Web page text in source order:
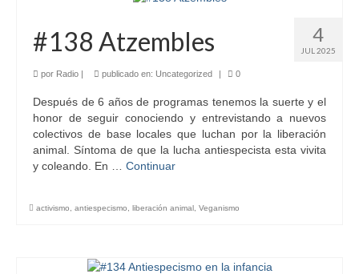
4
JUL 2025
#138 Atzembles
por Radio | publicado en: Uncategorized | 0
Después de 6 años de programas tenemos la suerte y el
honor de seguir conociendo y entrevistando a nuevos
colectivos de base locales que luchan por la liberación
animal. Síntoma de que la lucha antiespecista esta vivita
y coleando. En … Continuar
activismo antiespecismo liberación animal Veganismo